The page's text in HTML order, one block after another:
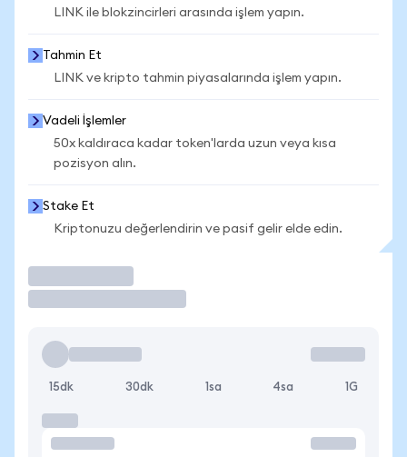
LINK ile blokzincirleri arasında işlem yapın.
Tahmin Et
LINK ve kripto tahmin piyasalarında işlem yapın.
Vadeli İşlemler
50x kaldıraca kadar token'larda uzun veya kısa
pozisyon alın.
Stake Et
Kriptonuzu değerlendirin ve pasif gelir elde edin.
15dk 30dk 1sa 4sa 1G